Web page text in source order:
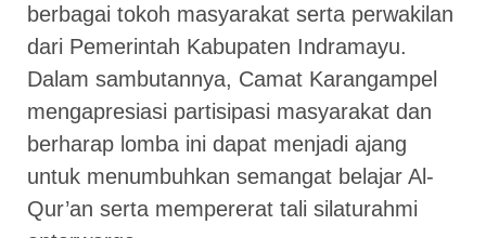
berbagai tokoh masyarakat serta perwakilan
dari Pemerintah Kabupaten Indramayu.
Dalam sambutannya, Camat Karangampel
mengapresiasi partisipasi masyarakat dan
berharap lomba ini dapat menjadi ajang
untuk menumbuhkan semangat belajar Al-
Qur’an serta mempererat tali silaturahmi